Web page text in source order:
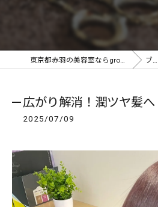
東京都赤羽の美容室ならgrow 赤羽 ブログ
広がり解消！潤ツヤ髪
2025/07/09